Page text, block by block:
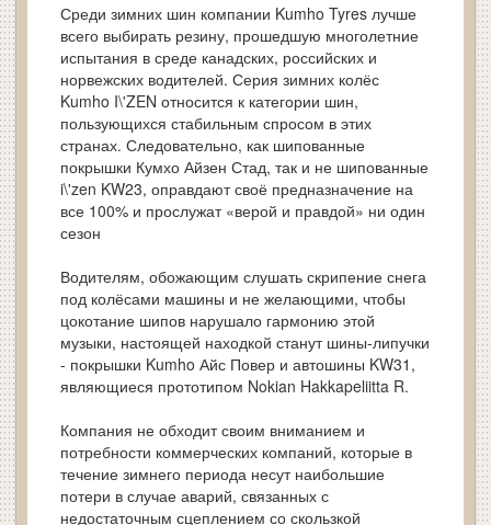
Среди зимних шин компании Kumho Tyres лучше
всего выбирать резину, прошедшую многолетние
испытания в среде канадских, российских и
норвежских водителей. Серия зимних колёс
Kumho I\'ZEN относится к категории шин,
пользующихся стабильным спросом в этих
странах. Следовательно, как шипованные
покрышки Кумхо Айзен Стад, так и не шипованные
i\'zen KW23, оправдают своё предназначение на
все 100% и прослужат «верой и правдой» ни один
сезон
Водителям, обожающим слушать скрипение снега
под колёсами машины и не желающими, чтобы
цокотание шипов нарушало гармонию этой
музыки, настоящей находкой станут шины-липучки
- покрышки Kumho Айс Повер и автошины KW31,
являющиеся прототипом Nokian Hakkapeliitta R.
Компания не обходит своим вниманием и
потребности коммерческих компаний, которые в
течение зимнего периода несут наибольшие
потери в случае аварий, связанных с
недостаточным сцеплением со скользкой